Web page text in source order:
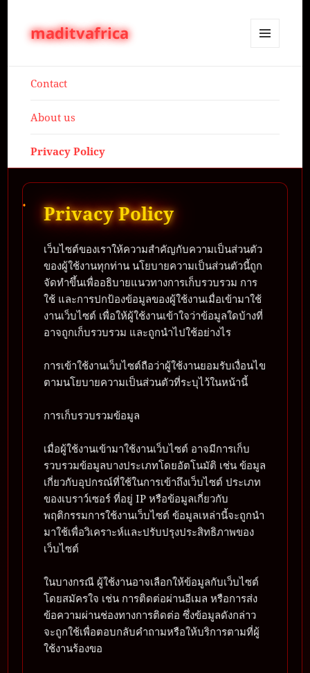
maditvafrica
Contact
About us
Privacy Policy
Privacy Policy
เว็บไซต์ของเราให้ความสำคัญกับความเป็นส่วนตัว
ของผู้ใช้งานทุกท่าน นโยบายความเป็นส่วนตัวนี้ถูก
จัดทำขึ้นเพื่ออธิบายแนวทางการเก็บรวบรวม การ
ใช้ และการปกป้องข้อมูลของผู้ใช้งานเมื่อเข้ามาใช้
งานเว็บไซต์ เพื่อให้ผู้ใช้งานเข้าใจว่าข้อมูลใดบ้างที่
อาจถูกเก็บรวบรวม และถูกนำไปใช้อย่างไร
การเข้าใช้งานเว็บไซต์ถือว่าผู้ใช้งานยอมรับเงื่อนไข
ตามนโยบายความเป็นส่วนตัวที่ระบุไว้ในหน้านี้
การเก็บรวบรวมข้อมูล
เมื่อผู้ใช้งานเข้ามาใช้งานเว็บไซต์ อาจมีการเก็บ
รวบรวมข้อมูลบางประเภทโดยอัตโนมัติ เช่น ข้อมูล
เกี่ยวกับอุปกรณ์ที่ใช้ในการเข้าถึงเว็บไซต์ ประเภท
ของเบราว์เซอร์ ที่อยู่ IP หรือข้อมูลเกี่ยวกับ
พฤติกรรมการใช้งานเว็บไซต์ ข้อมูลเหล่านี้จะถูกนำ
มาใช้เพื่อวิเคราะห์และปรับปรุงประสิทธิภาพของ
เว็บไซต์
ในบางกรณี ผู้ใช้งานอาจเลือกให้ข้อมูลกับเว็บไซต์
โดยสมัครใจ เช่น การติดต่อผ่านอีเมล หรือการส่ง
ข้อความผ่านช่องทางการติดต่อ ซึ่งข้อมูลดังกล่าว
จะถูกใช้เพื่อตอบกลับคำถามหรือให้บริการตามที่ผู้
ใช้งานร้องขอ